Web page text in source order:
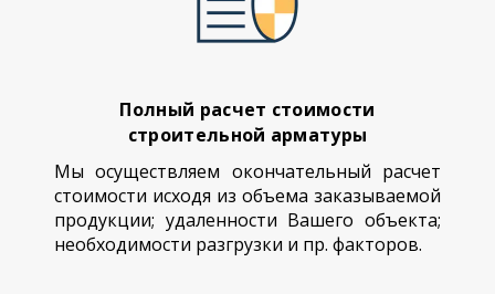
Полный расчет стоимости
строительной арматуры
Мы осуществляем окончательный расчет
стоимости исходя из объема заказываемой
продукции; удаленности Вашего объекта;
необходимости разгрузки и пр. факторов.